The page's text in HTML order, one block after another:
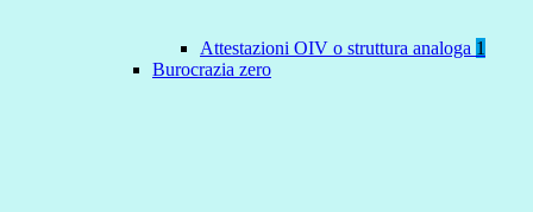
Attestazioni OIV o struttura analoga 1
Burocrazia zero